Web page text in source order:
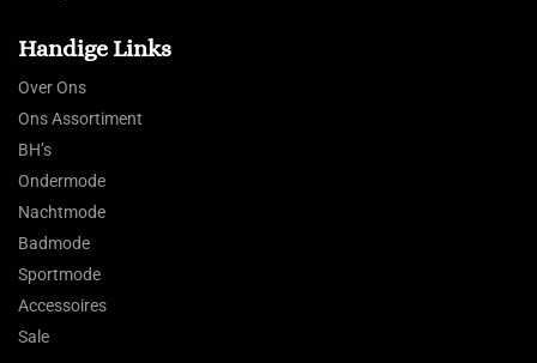
Handige Links
Over Ons
Ons Assortiment
BH’s
Ondermode
Nachtmode
Badmode
Sportmode
Accessoires
Sale